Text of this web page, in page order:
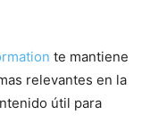
te mantiene
relevantes en la
útil para